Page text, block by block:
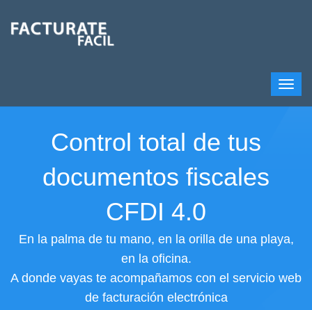
Control total de tus
documentos fiscales
CFDI 4.0
En la palma de tu mano, en la orilla de una playa,
en la oficina.
A donde vayas te acompañamos con el servicio web
de facturación electrónica